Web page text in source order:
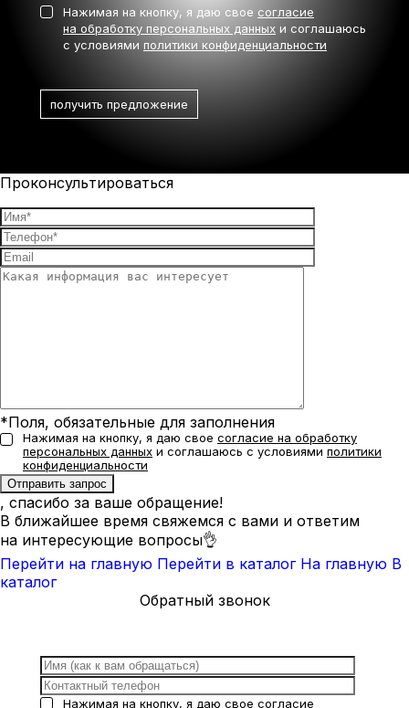
Нажимая на кнопку, я даю свое согласие
на обработку персональных данных и соглашаюсь
с условиями политики конфиденциальности
Проконсультироваться
*Поля, обязательные для заполнения
Нажимая на кнопку, я даю свое согласие на обработку
персональных данных и соглашаюсь с условиями политики
конфиденциальности
, спасибо за ваше обращение!
В ближайшее время свяжемся с вами и ответим
на интересующие вопросы👌
Перейти на главную Перейти в каталог На главную В
каталог
Обратный звонок
Нажимая на кнопку, я даю свое согласие